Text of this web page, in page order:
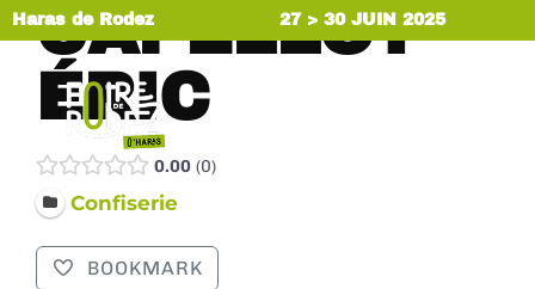
Haras de Rodez 27 > 30 JUIN 2025
CAPELLOT
ÉRIC
0.00 0
Confiserie
BOOKMARK